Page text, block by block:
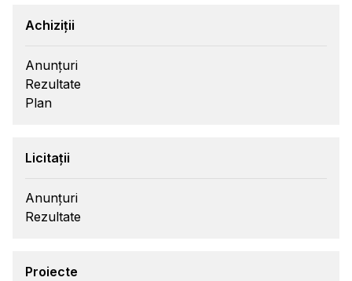
Achiziții
Anunțuri
Rezultate
Plan
Licitații
Anunțuri
Rezultate
Proiecte